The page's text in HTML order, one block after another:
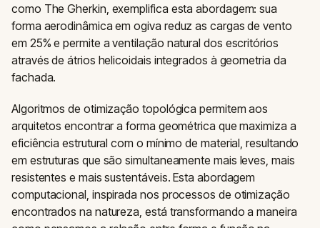
como The Gherkin, exemplifica esta abordagem: sua
forma aerodinâmica em ogiva reduz as cargas de vento
em 25% e permite a ventilação natural dos escritórios
através de átrios helicoidais integrados à geometria da
fachada.
Algoritmos de otimização topológica permitem aos
arquitetos encontrar a forma geométrica que maximiza a
eficiência estrutural com o mínimo de material, resultando
em estruturas que são simultaneamente mais leves, mais
resistentes e mais sustentáveis. Esta abordagem
computacional, inspirada nos processos de otimização
encontrados na natureza, está transformando a maneira